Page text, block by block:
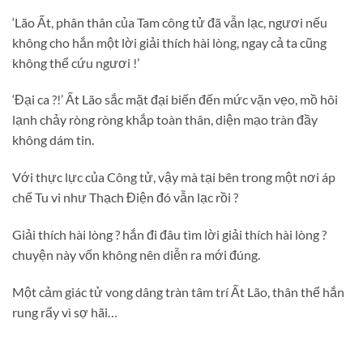
‘Lão Ất, phân thân của Tam công tử đã vẫn lạc, ngươi nếu
không cho hắn một lời giải thích hài lòng, ngay cả ta cũng
không thể cứu ngươi !’
‘Đại ca ?!’ Ất Lão sắc mặt đại biến đến mức vặn vẹo, mồ hôi
lạnh chảy ròng ròng khắp toàn thân, diện mạo tràn đầy
không dám tin.
Với thực lực của Công tử, vậy mà tại bên trong một nơi áp
chế Tu vi như Thạch Điện đó vẫn lạc rồi ?
Giải thích hài lòng ? hắn đi đâu tìm lời giải thích hài lòng ?
chuyện này vốn không nên diễn ra mới đúng.
Một cảm giác tử vong dâng tràn tâm trí Ất Lão, thân thể hắn
rung rẩy vì sợ hãi…